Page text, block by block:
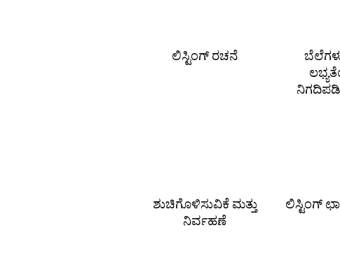
ಲಿಸ್ಟಿಂಗ್ ರಚನೆ
ಶುಚಿಗೊಳಿಸುವಿಕೆ ಮತ್ತು
ನಿರ್ವಹಣೆ
ಲಿಸ್ಟಿಂಗ್